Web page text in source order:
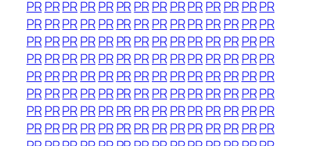
PRPRPRPRPR PRPRPRPRPRPRPR PRPR
PRPRPRPRPR PRPRPRPRPRPRPR PRPR
PRPRPRPRPR PRPRPRPRPRPRPR PRPR
PRPRPRPRPR PRPRPRPRPRPRPR PRPR
PRPRPRPRPR PRPRPRPRPRPRPR PRPR
PRPRPRPRPR PRPRPRPRPRPRPR PRPR
PRPRPRPRPR PRPRPRPRPRPRPR PRPR
PRPRPRPRPR PRPRPRPRPRPRPR PRPR